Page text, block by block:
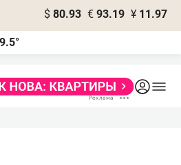
$ 80.93 € 93.19 ¥ 11.97